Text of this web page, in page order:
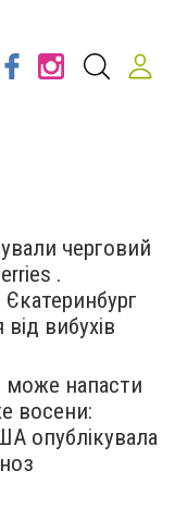
черговий
.
вибухів
може напасти
восени:
опублікувала